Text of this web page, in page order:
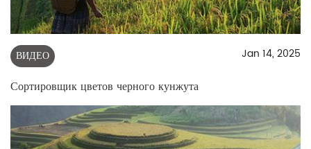
ВИДЕО Jan 14, 2025
Сортировщик цветов черного кунжута